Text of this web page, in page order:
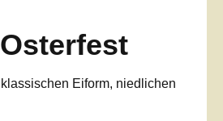
Eiform, niedlichen